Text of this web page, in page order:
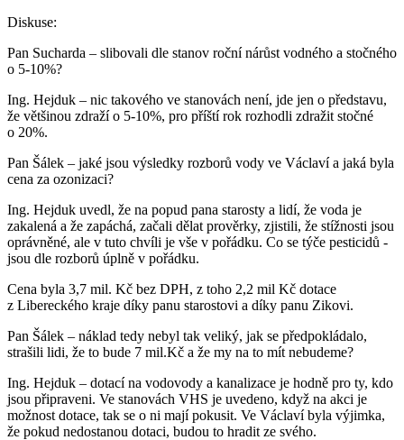
Diskuse:
Pan Sucharda – slibovali dle stanov roční nárůst vodného a stočného
o 5-10%?
Ing. Hejduk – nic takového ve stanovách není, jde jen o představu,
že většinou zdraží o 5-10%, pro příští rok rozhodli zdražit stočné
o 20%.
Pan Šálek – jaké jsou výsledky rozborů vody ve Václaví a jaká byla
cena za ozonizaci?
Ing. Hejduk uvedl, že na popud pana starosty a lidí, že voda je
zakalená a že zapáchá, začali dělat prověrky, zjistili, že stížnosti jsou
oprávněné, ale v tuto chvíli je vše v pořádku. Co se týče pesticidů -
jsou dle rozborů úplně v pořádku.
Cena byla 3,7 mil. Kč bez DPH, z toho 2,2 mil Kč dotace
z Libereckého kraje díky panu starostovi a díky panu Zikovi.
Pan Šálek – náklad tedy nebyl tak veliký, jak se předpokládalo,
strašili lidi, že to bude 7 mil.Kč a že my na to mít nebudeme?
Ing. Hejduk – dotací na vodovody a kanalizace je hodně pro ty, kdo
jsou připraveni. Ve stanovách VHS je uvedeno, když na akci je
možnost dotace, tak se o ni mají pokusit. Ve Václaví byla výjimka,
že pokud nedostanou dotaci, budou to hradit ze svého.